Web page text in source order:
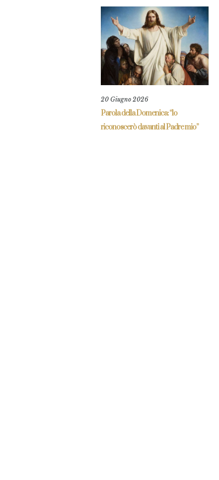
20 Giugno 2026
Parola della Domenica: “lo
riconoscerò davanti al Padre mio”